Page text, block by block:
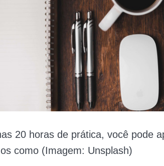
20 horas de prática, você pode
como (Imagem: Unsplash)